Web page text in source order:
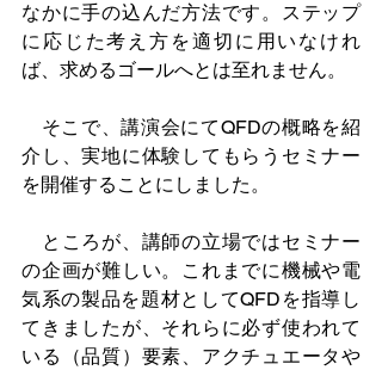
なかに手の込んだ方法です。ステップ
に応じた考え方を適切に用いなけれ
ば、求めるゴールへとは至れません。
そこで、講演会にてQFDの概略を紹
介し、実地に体験してもらうセミナー
を開催することにしました。
ところが、講師の立場ではセミナー
の企画が難しい。これまでに機械や電
気系の製品を題材としてQFDを指導し
てきましたが、それらに必ず使われて
いる（品質）要素、アクチュエータや